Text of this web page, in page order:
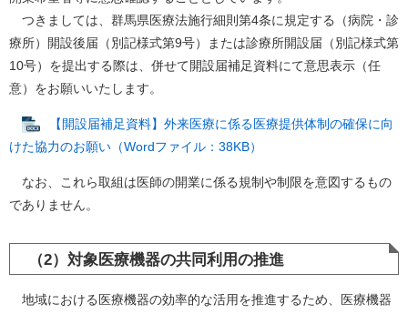
つきましては、群馬県医療法施行細則第4条に規定する（病院・診
療所）開設後届（別記様式第9号）または診療所開設届（別記様式第
10号）を提出する際は、併せて開設届補足資料にて意思表示（任
意）をお願いいたします。
【開設届補足資料】外来医療に係る医療提供体制の確保に向
けた協力のお願い（Wordファイル：38KB）
なお、これら取組は医師の開業に係る規制や制限を意図するもの
でありません。
（2）対象医療機器の共同利用の推進
地域における医療機器の効率的な活用を推進するため、医療機器